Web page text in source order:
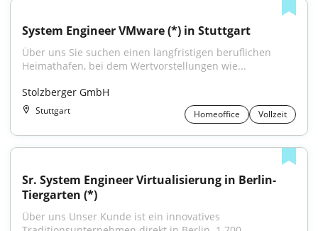
System Engineer VMware (*) in Stuttgart
Über uns Sie suchen einen langfristigen beruflichen
Heimathafen, bei dem Wertvorstellungen wie...
Stolzberger GmbH
Stuttgart Homeoffice Vollzeit
Sr. System Engineer Virtualisierung in Berlin-
Tiergarten (*)
Über uns Unser Kunde ist ein innovatives